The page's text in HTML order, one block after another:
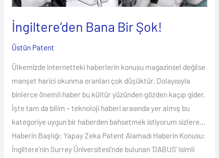
İngiltere’den Bana Bir Şok!
Üstün Patent
Ülkemizde internetteki haberlerin konusu magazinsel değilse
manşet harici okunma oranları çok düşüktür. Dolayısıyla
binlerce önemli haber bu kültür yüzünden gözden kaçıp gider.
İşte tam da bilim – teknoloji haberi arasında yer almış bu
kategoriye uygun bir haberden bahsetmek istiyorum sizlere…
Haberin Başlığı: Yapay Zeka Patent Alamadı Haberin Konusu:
İngiltere’nin Surrey Üniversitesi’nde bulunan ‘DABUS’ isimli